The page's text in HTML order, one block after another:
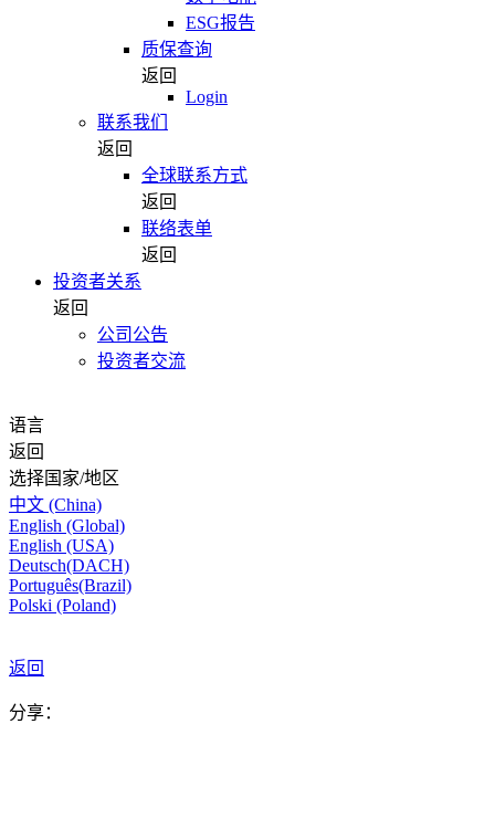
ESG报告
质保查询
返回
Login
联系我们
返回
全球联系方式
返回
联络表单
返回
投资者关系
返回
公司公告
投资者交流
语言
返回
选择国家/地区
中文 (China)
English (Global)
English (USA)
Deutsch(DACH)
Português(Brazil)
Polski (Poland)
返回
分享：